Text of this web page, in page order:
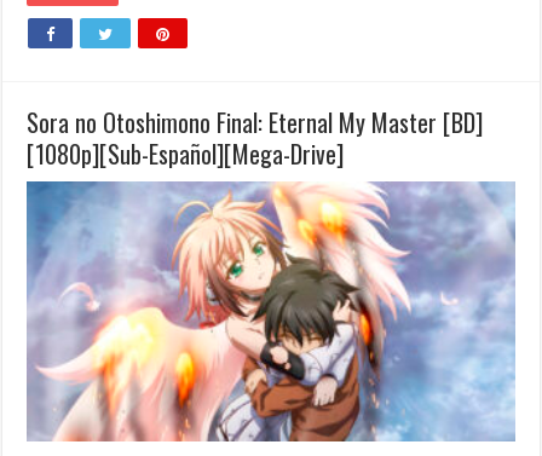
Sora no Otoshimono Final: Eternal My Master [BD]
[1080p][Sub-Español][Mega-Drive]